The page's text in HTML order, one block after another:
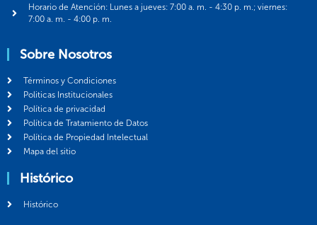
Horario de Atención: Lunes a jueves: 7:00 a. m. - 4:30 p. m.; viernes:
7:00 a. m. - 4:00 p. m.
Sobre Nosotros
Términos y Condiciones
Politicas Institucionales
Política de privacidad
Política de Tratamiento de Datos
Política de Propiedad Intelectual
Mapa del sitio
Histórico
Histórico